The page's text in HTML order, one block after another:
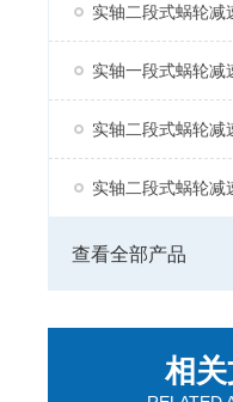
实轴二段式蜗轮减
实轴一段式蜗轮减
实轴二段式蜗轮减
实轴二段式蜗轮减
查看全部产品
相